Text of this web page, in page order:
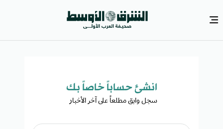
انشئ حساباً خاصاً بك​
سجل وابق مطلعاً على آخر الأخبار ​